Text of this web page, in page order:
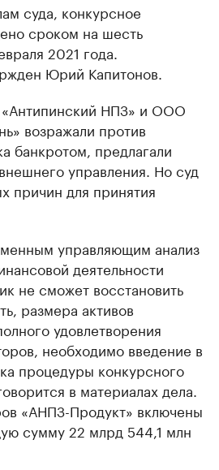
суда, конкурсное
сроком на шесть
2021 года.
Юрий Капитонов.
НПЗ» и ООО
возражали против
банкротом, предлагали
управления. Но суд
причин для принятия
управляющим анализ
деятельности
не сможет восстановить
размера активов
удовлетворения
необходимо введение в
процедуры конкурсного
в материалах дела.
«АНПЗ-Продукт» включены
сумму 22 млрд 544,1 млн